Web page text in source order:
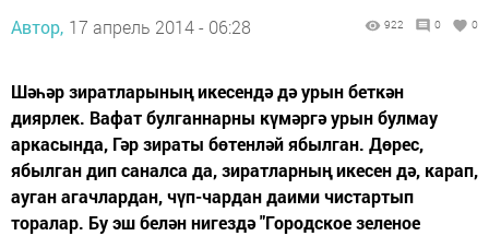
Автор, 17 апрель 2014 - 06:28 922 0 0
Шәһәр зиратларының икесендә дә урын беткән
диярлек. Вафат булганнарны күмәргә урын булмау
аркасында, Гәр зираты бөтенләй ябылган. Дөрес,
ябылган дип саналса да, зиратларның икесен дә, карап,
ауган агачлардан, чүп-чардан даими чистартып
торалар. Бу эш белән нигездә "Городское зеленое